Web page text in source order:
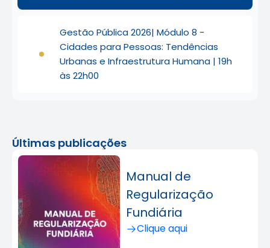
Gestão Pública 2026| Módulo 8 -
Cidades para Pessoas: Tendências
Urbanas e Infraestrutura Humana | 19h
às 22h00
Últimas publicações
Manual de
Regularização
Fundiária
Clique aqui